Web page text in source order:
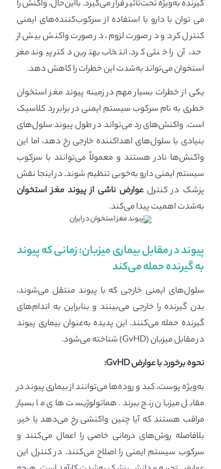
گیرنده به‌ویژه تحت‌تأثیر قرار می‌گیرد. بااین‌حال، واکنش را
می توان با دارو با استفاده از سرکوب‌کننده‌های ایمنی
کنترل کرد و در صورت لزوم، در صورت واکنش بیش از
حد، آن را خنثی کرد. انتخاب بهترین دکتر پیوند مغز
استخوان می‌تواند به‌شدت این خطرات را کاهش دهد.
یکی از خطرات بسیار مهم در زمینه پیوند مغز استخوان
خطری به نام سرکوب سیستم ایمنی در برابر رد کلاسیک
است. واکنش‌های رد می‌تواند در طول پیوند سلول‌های
بنیادی با سلول‌های اهداکننده خارجی رخ دهد، اما این
واکنش‌ها نادر هستند و معمولاً می‌توانند با سرکوب
سیستم ایمنی دارو به‌خوبی تنظیم شوند. در اینجا نقش
پزشک در کنترل عوارض ناشی از پیوند مغز استخوان
به‌شدت اهمیت پیدا می‌کند.
پیوند در مقابل بیماری میزبان: زمانی که پیوند
به گیرنده حمله می‌کند
سلول‌های ایمنی خارجی که با پیوند منتقل می‌شوند،
بدن گیرنده را خارجی می‌بینند و بنابراین به اندام‌های
گیرنده حمله می‌کنند. این پدیده به‌عنوان بیماری پیوند
در مقابل میزبان (GvHD) شناخته می‌شود.
نحوه برخورد با عوارض GvHD:
به‌ویژه پوست، کبد و روده‌ها می‌توانند از بیماری پیوند در
مقابل میزبان رنج ببرند. هماتولوژیست های ما بسیار
مراقب هستند که آیا چنین واکنشی رخ می‌دهد یا خیر،
بلافاصله روش‌های درمانی خاصی را اعمال می‌کنند و
سرکوب سیستم ایمنی را اصلاح می‌کنند. در کنترل این